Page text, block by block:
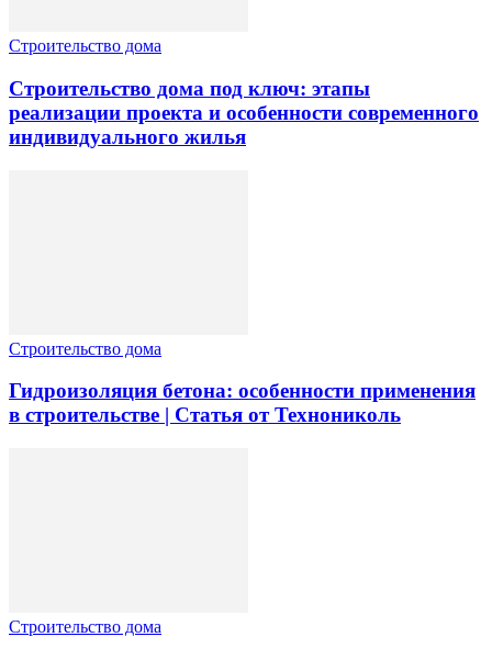
Строительство дома
Строительство дома под ключ: этапы
реализации проекта и особенности современного
индивидуального жилья
Строительство дома
Гидроизоляция бетона: особенности применения
в строительстве | Статья от Технониколь
Строительство дома